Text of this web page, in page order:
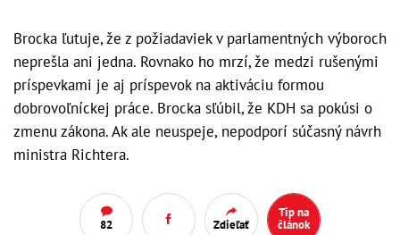
Brocka ľutuje, že z požiadaviek v parlamentných výboroch
neprešla ani jedna. Rovnako ho mrzí, že medzi rušenými
príspevkami je aj príspevok na aktiváciu formou
dobrovoľníckej práce. Brocka sľúbil, že KDH sa pokúsi o
zmenu zákona. Ak ale neuspeje, nepodporí súčasný návrh
ministra Richtera.
82 Zdieľať
Tip na
článok